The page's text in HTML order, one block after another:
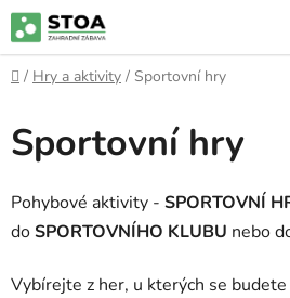
Přejít
na
obsah
Domů
/ Hry a aktivity / Sportovní hry
Sportovní hry
Pohybové aktivity - SPORTOVNÍ
doSPORTOVNÍHO KLUBU nebo
Vybírejte z her, u kterých se